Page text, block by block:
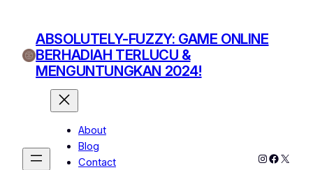
ABSOLUTELY-FUZZY: GAME ONLINE
BERHADIAH TERLUCU &
MENGUNTUNGKAN 2024!
About
Blog
Contact
Instagram
X